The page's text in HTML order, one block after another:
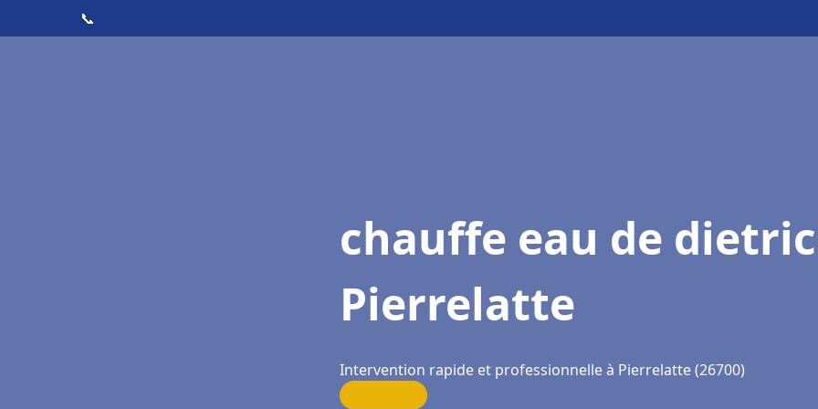
📞
chauffe eau de
Pierrelatte
Intervention rapide et professionnelle à Pierrelatte (26700)